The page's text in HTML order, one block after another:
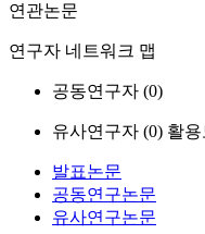
연관논문
연구자 네트워크 맵
공동연구자 (0)
유사연구자 (0) 활용
발표논문
공동연구논문
유사연구논문